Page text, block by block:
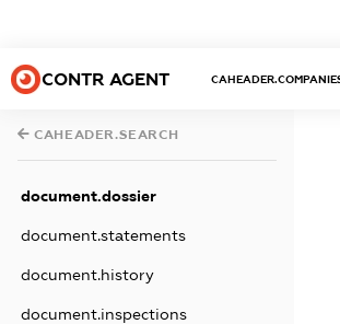
CONTR AGENT
CAHEADER.SEARCH
document.dossier
document.statements
document.history
document.inspections